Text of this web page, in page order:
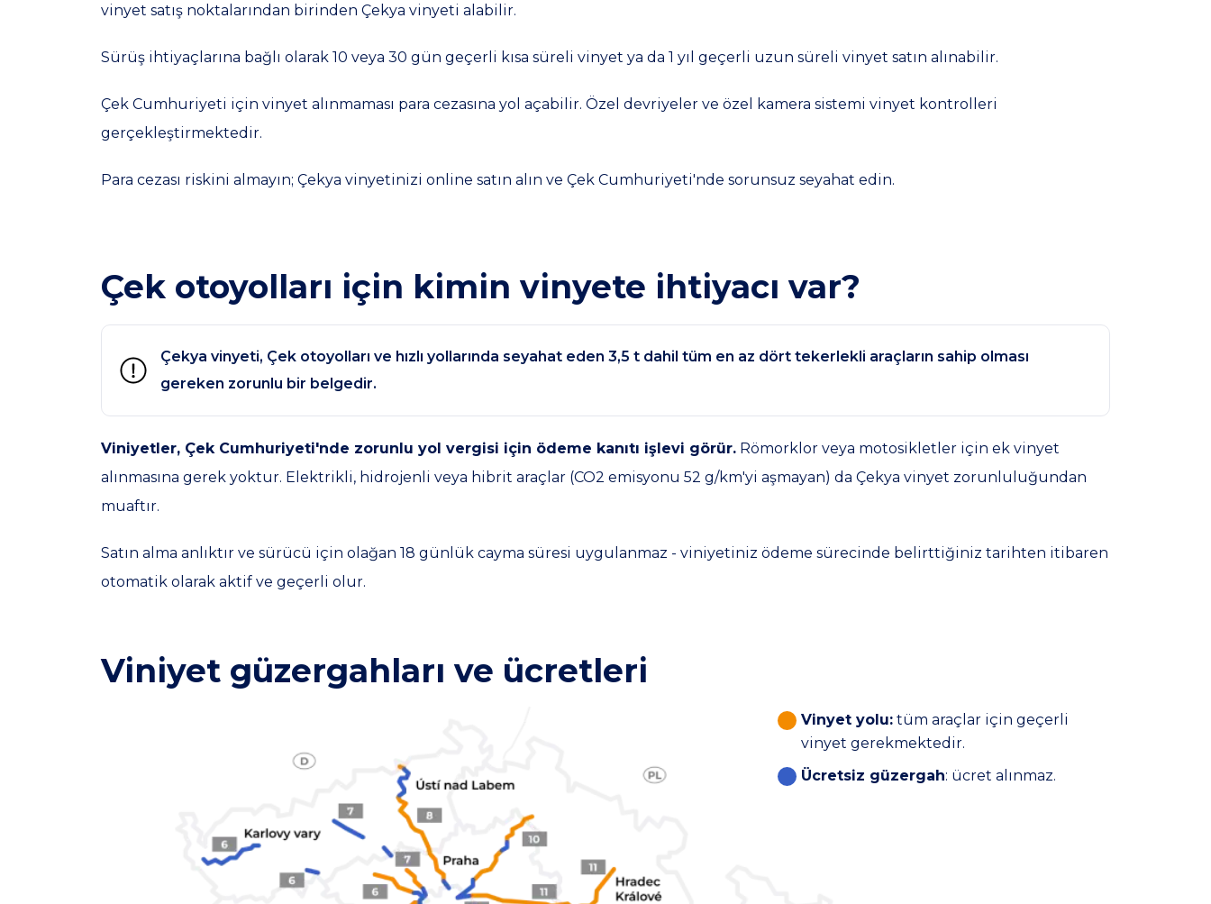
vinyet satış noktalarından birinden Çekya vinyeti alabilir.
Sürüş ihtiyaçlarına bağlı olarak 10 veya 30 gün geçerli kısa süreli vinyet ya da 1 yıl geçerli uzun süreli vinyet satın alınabilir.
Çek Cumhuriyeti için vinyet alınmaması para cezasına yol açabilir. Özel devriyeler ve özel kamera sistemi vinyet kontrolleri
gerçekleştirmektedir.
Para cezası riskini almayın; Çekya vinyetinizi online satın alın ve Çek Cumhuriyeti'nde sorunsuz seyahat edin.
Çek otoyolları için kimin vinyete ihtiyacı var?
Çekya vinyeti, Çek otoyolları ve hızlı yollarında seyahat eden 3,5 t dahil tüm en az dört tekerlekli araçların sahip olması
gereken zorunlu bir belgedir.
Viniyetler, Çek Cumhuriyeti'nde zorunlu yol vergisi için ödeme kanıtı işlevi görür. Römorklor veya motosikletler için ek vinyet
alınmasına gerek yoktur. Elektrikli, hidrojenli veya hibrit araçlar (CO2 emisyonu 52 g/km'yi aşmayan) da Çekya vinyet zorunluluğundan
muaftır.
Satın alma anlıktır ve sürücü için olağan 18 günlük cayma süresi uygulanmaz - viniyetiniz ödeme sürecinde belirttiğiniz tarihten itibaren
otomatik olarak aktif ve geçerli olur.
Viniyet güzergahları ve ücretleri
Vinyet yolu: tüm araçlar için geçerli
vinyet gerekmektedir.
Ücretsiz güzergah: ücret alınmaz.